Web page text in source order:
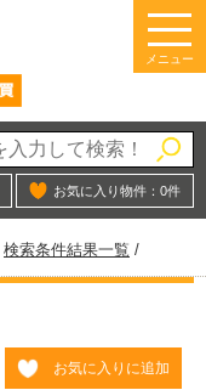
メニュー
お気に入り物件： 0件
検索条件結果一覧 /
お気に入りに追加